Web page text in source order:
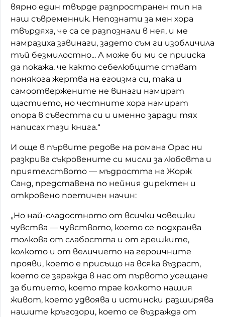
вярно един твърде разпространен тип на
наш съвременник. Непознати за мен хора
твърдяха, че са се разпознали в нея, и ме
намразиха завинаги, задето съм ги изобличила
тъй безмилостно... А може би ми се прииска
да покажа, че както себелюбците стават
понякога жертва на егоизма си, така и
самоотвержените не винаги намират
щастието, но честните хора намират
опора в съвестта си и именно заради тях
написах тази книга.“
И още в първите редове на романа Орас ни
разкрива съкровените си мисли за любовта и
приятелството — мъдростта на Жорж
Санд, представена по нейния директен и
откровено поетичен начин:
„Но най-сладостното от всички човешки
чувства — чувството, което се подхранва
толкова от слабостта и от грешките,
колкото и от величието на героичните
прояви, което е присъщо на всяка възраст,
което се заражда в нас от първото усещане
за битието, което трае колкото нашия
живот, което удвоява и истински разширява
нашите кръгозори, което се възражда от